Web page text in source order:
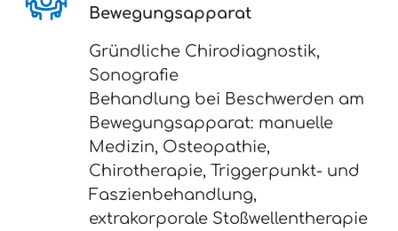
Bewegungsapparat
Gründliche Chirodiagnostik,
Sonografie
Behandlung bei Beschwerden am
Bewegungsapparat: manuelle
Medizin, Osteopathie,
Chirotherapie, Triggerpunkt- und
Faszienbehandlung,
extrakorporale Stoßwellentherapie